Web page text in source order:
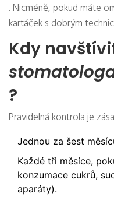
. Nicméně, pokud máte
kartáček s dobrým
Kdy
?
Pravidelná kontrola je
Jednou za šest
Každé tři měsíce,
konzumace cukrů,
aparáty).